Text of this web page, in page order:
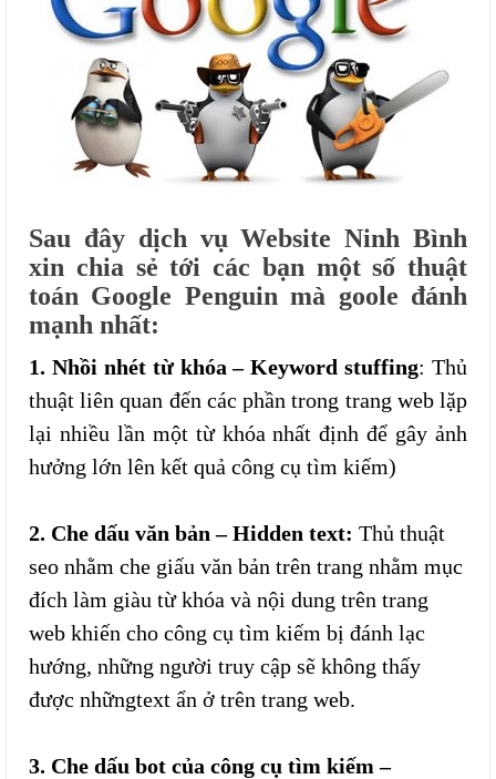
Sau đây dịch vụ Website Ninh Bình
xin chia sẻ tới các bạn một số thuật
toán Google Penguin mà goole đánh
mạnh nhất:
1. Nhồi nhét từ khóa – Keyword stuffing: Thủ
thuật liên quan đến các phần trong trang web lặp
lại nhiều lần một từ khóa nhất định để gây ảnh
hưởng lớn lên kết quả công cụ tìm kiếm)
2. Che dấu văn bản – Hidden text: Thủ thuật
seo nhằm che giấu văn bản trên trang nhằm mục
đích làm giàu từ khóa và nội dung trên trang
web khiến cho công cụ tìm kiếm bị đánh lạc
hướng, những người truy cập sẽ không thấy
được nhữngtext ẩn ở trên trang web.
3. Che dấu bot của công cụ tìm kiếm –